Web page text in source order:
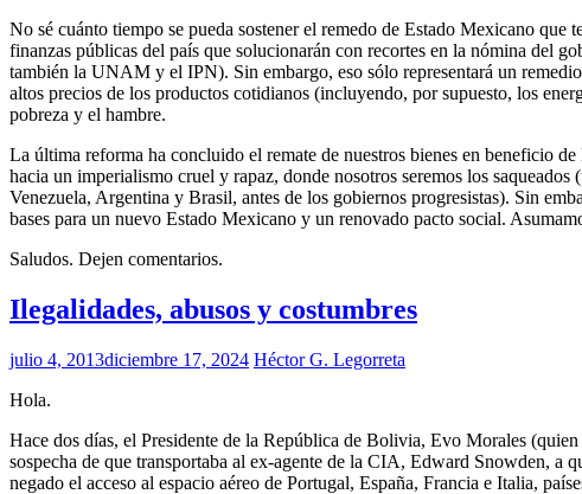
No sé cuánto tiempo se pueda sostener el remedo de Estado Mexicano
finanzas públicas del país que solucionarán con recortes en la nómina del
también la UNAM y el IPN). Sin embargo, eso sólo representará un
altos precios de los productos cotidianos (incluyendo, por supuesto, los
pobreza y el hambre.
La última reforma ha concluido el remate de nuestros bienes en beneficio
hacia un imperialismo cruel y rapaz, donde nosotros seremos los
Venezuela, Argentina y Brasil, antes de los gobiernos progresistas). Sin
bases para un nuevo Estado Mexicano y un renovado pacto social.
Saludos. Dejen comentarios.
Ilegalidades, abusos y costumbres
julio 4, 2013diciembre 17, 2024 Héctor G. Legorreta
Hola.
Hace dos días, el Presidente de la República de Bolivia, Evo Morales
sospecha de que transportaba al ex-agente de la CIA, Edward Snowden, a
negado el acceso al espacio aéreo de Portugal, España, Francia e Italia,